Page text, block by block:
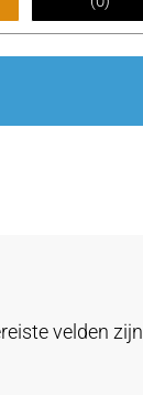
velden zijn